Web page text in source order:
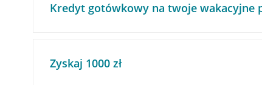
Kredyt gotówkowy na twoje wakacyjne
Zyskaj 1000 zł